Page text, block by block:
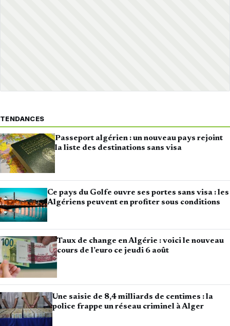
TENDANCES
Passeport algérien : un nouveau pays rejoint
la liste des destinations sans visa
Ce pays du Golfe ouvre ses portes sans visa : les
Algériens peuvent en profiter sous conditions
Taux de change en Algérie : voici le nouveau
cours de l’euro ce jeudi 6 août
Une saisie de 8,4 milliards de centimes : la
police frappe un réseau criminel à Alger